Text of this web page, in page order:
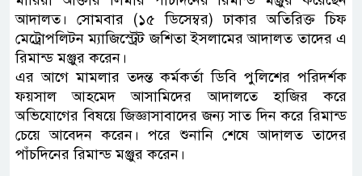
আদালত। সোমবার (১৫ ডিসেম্বর) ঢাকার অতিরিক্ত চিফ
মেট্রোপলিটন ম্যাজিস্ট্রেট জশিতা ইসলামের আদালত তাদের এ
রিমান্ড মঞ্জুর করেন।
এর আগে মামলার তদন্ত কর্মকর্তা ডিবি পুলিশের পরিদর্শক
ফয়সাল আহমেদ আসামিদের আদালতে হাজির করে
অভিযোগের বিষয়ে জিজ্ঞাসাবাদের জন্য সাত দিন করে রিমান্ড
চেয়ে আবেদন করেন। পরে শুনানি শেষে আদালত তাদের
পাঁচদিনের রিমান্ড মঞ্জুর করেন।